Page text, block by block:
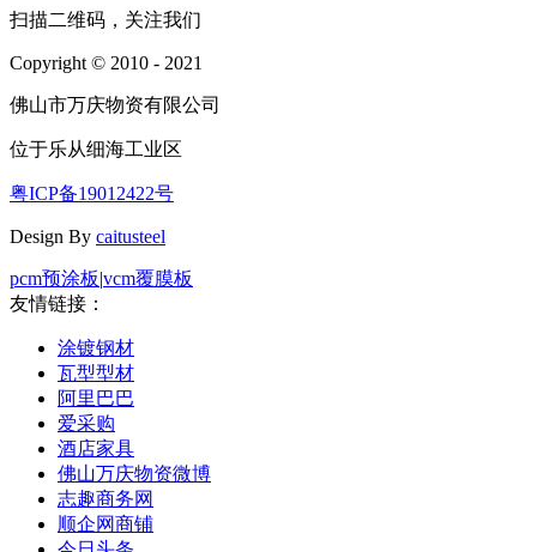
扫描二维码，关注我们
Copyright © 2010 - 2021
佛山市万庆物资有限公司
位于乐从细海工业区
粤ICP备19012422号
Design By caitusteel
pcm预涂板|vcm覆膜板
友情链接：
涂镀钢材
瓦型型材
阿里巴巴
爱采购
酒店家具
佛山万庆物资微博
志趣商务网
顺企网商铺